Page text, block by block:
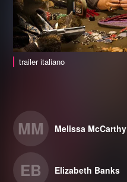
trailer italiano
MM Melissa McCarthy
EB Elizabeth Banks